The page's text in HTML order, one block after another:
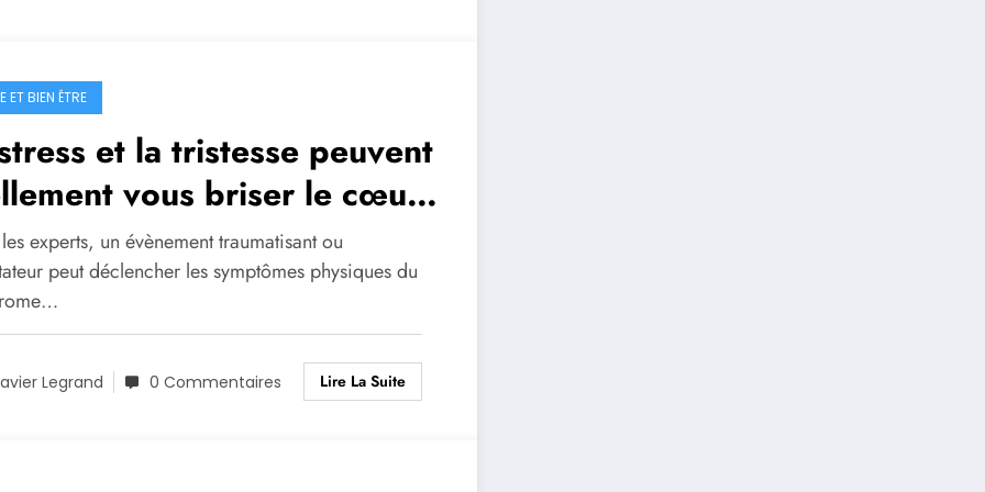
ET BIEN ÊTRE
et la tristesse peuvent
vous briser le cœur
des troubles de
experts, un évènement traumatisant ou
peut déclencher les symptômes physiques du
Legrand 0 Commentaires Lire La Suite